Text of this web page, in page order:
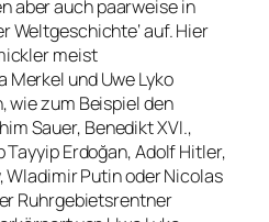
aber auch paarweise in
Weltgeschichte‘ auf. Hier
meist
Merkel und Uwe Lyko
wie zum Beispiel den
Sauer, Benedikt XVI.,
Erdoğan, Adolf Hitler,
Wladimir Putin oder Nicolas
Ruhrgebietsrentner